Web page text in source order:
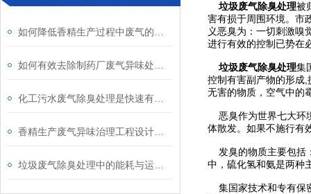
垃圾废气除臭处理被
害有损于周围环境。市
义恶臭为：一切刺激嗅
进行有效的控制已势在
垃圾废气除臭处理集
控制有害副产物的形成
无害的物质，空气中的
恶臭作为世界七大环
体散发。如果不施行有
发臭的物质主要包括
中，硫化氢和氨是两种
集国家技术和专有保